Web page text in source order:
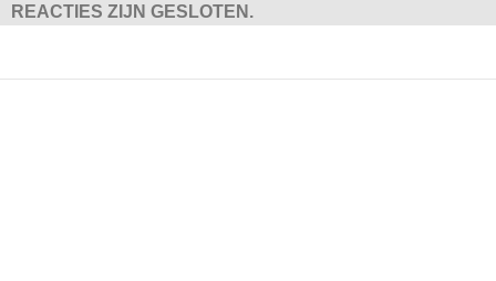
REACTIES ZIJN GESLOTEN.